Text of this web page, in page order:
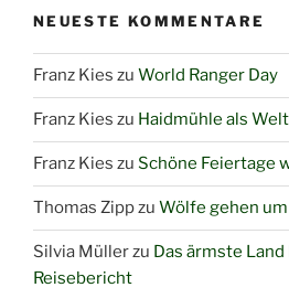
NEUESTE KOMMENTARE
Franz Kies zu World Ranger Day
Franz Kies zu Haidmühle als
Franz Kies zu Schöne Feiertage
Thomas Zippzu Wölfe gehen um
Silvia Müllerzu Das ärmste Land
Reisebericht